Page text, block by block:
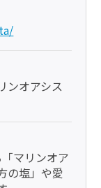
ンオアシス
マリンオア
の塩」や愛